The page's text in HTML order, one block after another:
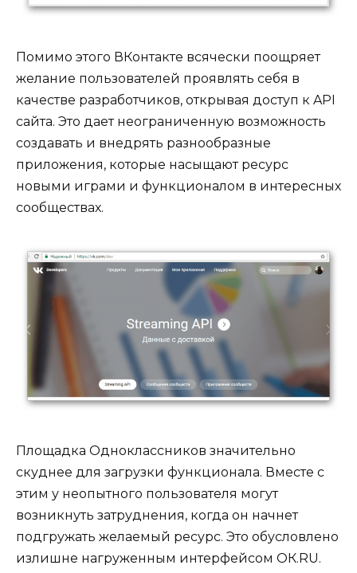
Помимо этого ВКонтакте всячески поощряет
желание пользователей проявлять себя в
качестве разработчиков, открывая доступ к API
сайта. Это дает неограниченную возможность
создавать и внедрять разнообразные
приложения, которые насыщают ресурс
новыми играми и функционалом в интересных
сообществах.
Площадка Одноклассников значительно
скуднее для загрузки функционала. Вместе с
этим у неопытного пользователя могут
возникнуть затруднения, когда он начнет
подгружать желаемый ресурс. Это обусловлено
излишне нагруженным интерфейсом ОК.RU.